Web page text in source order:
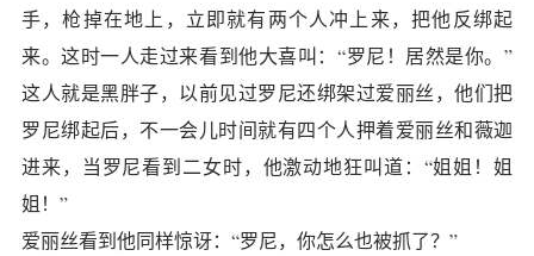
手，枪掉在地上，立即就有两个人冲上来，把他反绑起
来。这时一人走过来看到他大喜叫：“罗尼！居然是你。”
这人就是黑胖子，以前见过罗尼还绑架过爱丽丝，他们把
罗尼绑起后，不一会儿时间就有四个人押着爱丽丝和薇迦
进来，当罗尼看到二女时，他激动地狂叫道：“姐姐！姐
姐！”
爱丽丝看到他同样惊讶：“罗尼，你怎么也被抓了？”